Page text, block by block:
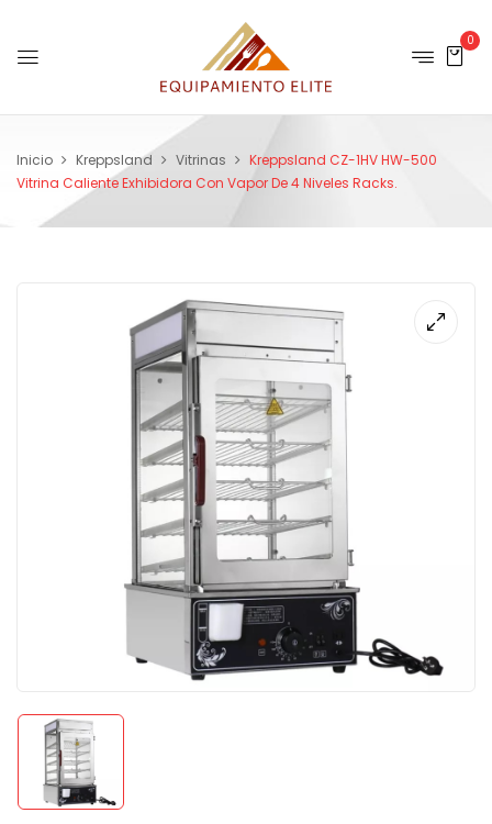
0
Inicio Kreppsland Vitrinas
Kreppsland CZ-1HV HW-500
Vitrina Caliente Exhibidora Con Vapor De 4 Niveles Racks.